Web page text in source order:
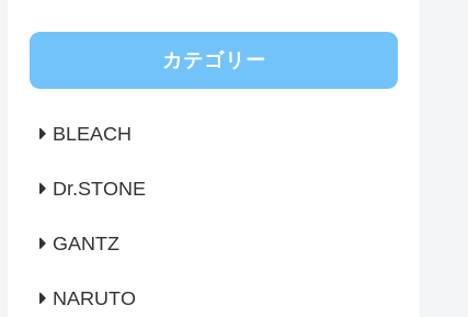
カテゴリー
BLEACH
Dr.STONE
GANTZ
NARUTO